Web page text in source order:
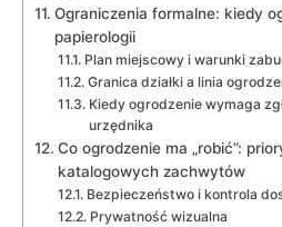
Ograniczenia formalne: kiedy
papierologii
Plan miejscowy i warunki
Granica działki a linia
Kiedy ogrodzenie wymaga
urzędnika
Co ogrodzenie ma „robić”:
katalogowych zachwytów
Bezpieczeństwo i kontrola
Prywatność wizualna